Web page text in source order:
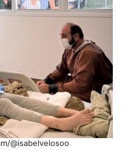
@isabelvelosoo